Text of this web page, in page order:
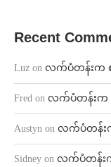
Recent
Luz on လက်ပံတန်းက စ
Fred on လက်ပံတန်းက
Austyn on လက်ပံတန်းက
Sidney on လက်ပံတန်းက